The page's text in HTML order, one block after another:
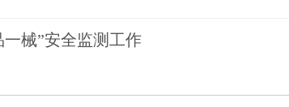
械”安全监测工作